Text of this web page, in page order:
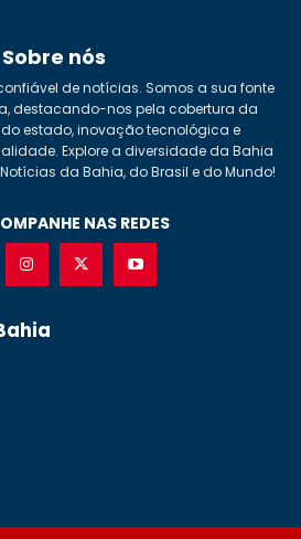
Sobre nós
de notícias. Somos a sua fonte
destacando-nos pela cobertura da
estado, inovação tecnológica e
Explore a diversidade da Bahia
da Bahia, do Brasil e do Mundo!
NAS REDES